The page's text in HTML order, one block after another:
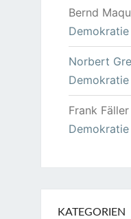
Bernd
Demokratie
Norbert
Demokratie
Frank Fäller
Demokratie
KATEGORIEN